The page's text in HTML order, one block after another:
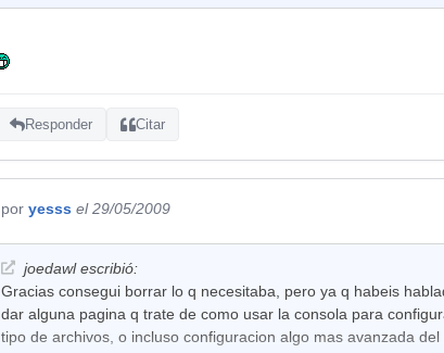
Pues háztelo mirar, eso es rollo de mala transpiración...
Responder Citar
por yesss el 29/05/2009
joedawl escribió:
Gracias consegui borrar lo q necesitaba, pero ya q habeis
dar alguna pagina q trate de como usar la consola para
tipo de archivos, o incluso configuracion algo mas avanzada del